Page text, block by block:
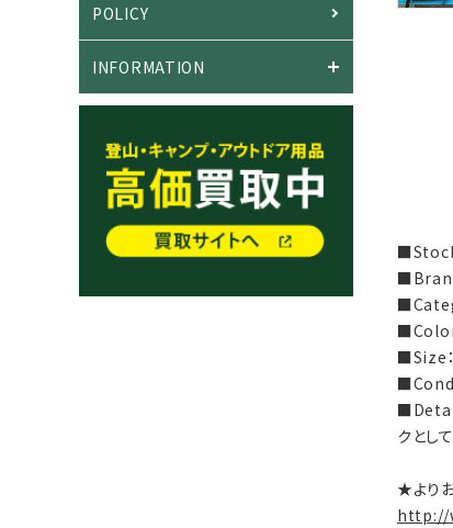
■Color
■Size
クとし
★より
http://
POLICY
INFORMATION